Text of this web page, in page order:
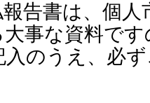
告書は、個人
事な資料で
のうえ、必